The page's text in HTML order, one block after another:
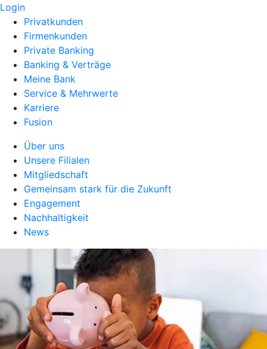
Login
Privatkunden
Firmenkunden
Private Banking
Banking & Verträge
Meine Bank
Service & Mehrwerte
Karriere
Fusion
Über uns
Unsere Filialen
Mitgliedschaft
Gemeinsam stark für die Zukunft
Engagement
Nachhaltigkeit
News